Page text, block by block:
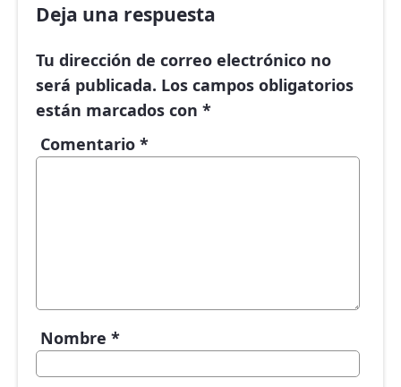
Deja una respuesta
Tu dirección de correo electrónico no
será publicada. Los campos obligatorios
están marcados con *
Comentario *
Nombre *